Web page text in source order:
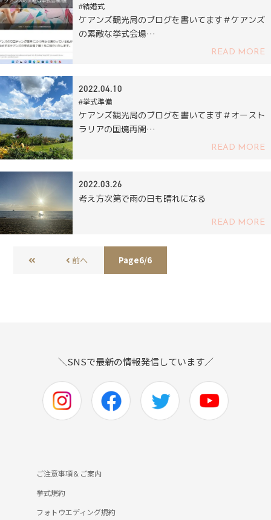
#結婚式
ケアンズ観光局のブログを書いてます＃ケアンズ
の素敵な挙式会場…
READ MORE
2022.04.10
#挙式準備
ケアンズ観光局のブログを書いてます＃オースト
ラリアの国境再開…
READ MORE
2022.03.26
考え方次第で雨の日も晴れになる
READ MORE
Page6/6
前へ
＼SNSで最新の情報発信しています／
ご注意事項＆ご案内
挙式規約
フォトウエディング規約